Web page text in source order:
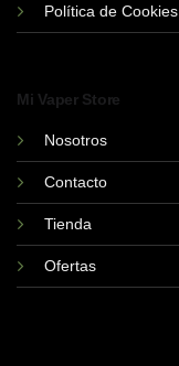
Política de Cookies
Mi Vaper Store
Nosotros
Contacto
Tienda
Ofertas